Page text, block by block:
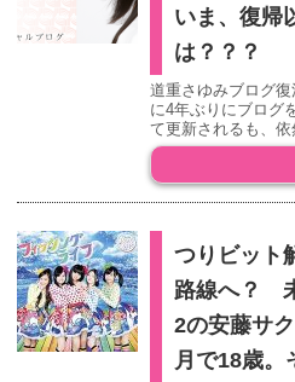
いま、復帰
は？？？
道重さゆみブログ
に4年ぶりにブログ
て更新されるも、
つりビット
路線へ？
2の安藤サ
月で18歳。